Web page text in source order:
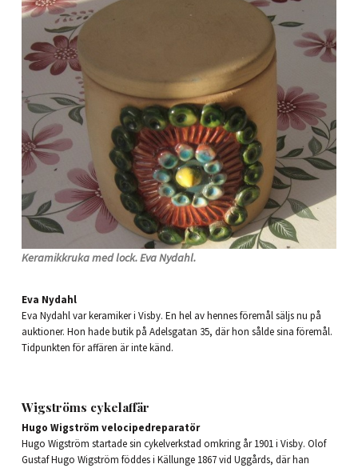
Keramikkruka med lock. Eva Nydahl.
Eva Nydahl
Eva Nydahl var keramiker i Visby. En hel av hennes föremål säljs nu på
auktioner. Hon hade butik på Adelsgatan 35, där hon sålde sina föremål.
Tidpunkten för affären är inte känd.
Wigströms cykelaffär
Hugo Wigström velocipedreparatör
Hugo Wigström startade sin cykelverkstad omkring år 1901 i Visby. Olof
Gustaf Hugo Wigström föddes i Källunge 1867 vid Uggårds, där han